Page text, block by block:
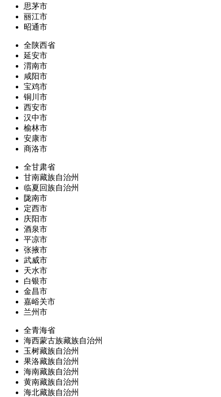
思茅市
丽江市
昭通市
全陕西省
延安市
渭南市
咸阳市
宝鸡市
铜川市
西安市
汉中市
榆林市
安康市
商洛市
全甘肃省
甘南藏族自治州
临夏回族自治州
陇南市
定西市
庆阳市
酒泉市
平凉市
张掖市
武威市
天水市
白银市
金昌市
嘉峪关市
兰州市
全青海省
海西蒙古族藏族自治州
玉树藏族自治州
果洛藏族自治州
海南藏族自治州
黄南藏族自治州
海北藏族自治州